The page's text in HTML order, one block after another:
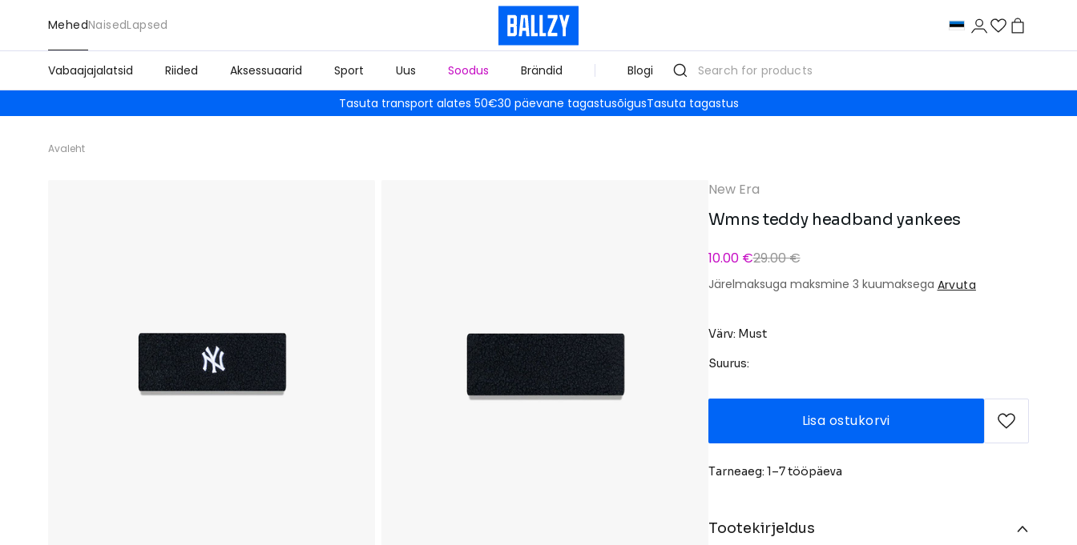
MehedNaisedLapsed
Vabaajajalatsid Riided Aksessuaarid Sport Uus Soodus Brändid Blogi
Tasuta transport alates 50€30 päevane tagastusõigusTasuta tagastus
Avaleht
New Era
Wmns teddy headband yankees
10.00 €29.00 €
Järelmaksuga maksmine 3 kuumaksega Arvuta
Värv: Must
Suurus:
Lisa ostukorvi
Tarneaeg: 1–7 tööpäeva
Tootekirjeldus